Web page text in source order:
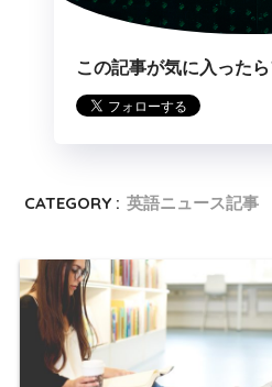
この記事が気に入った
CATEGORY : 英語ニュース記事